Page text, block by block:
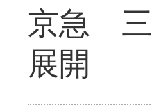
京急 三
展開